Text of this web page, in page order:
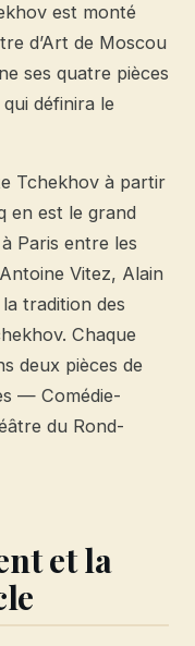
est monté
d’Art de Moscou
ses quatre pièces
définira le
Tchekhov à partir
en est le grand
Paris entre les
Vitez, Alain
tradition des
Chaque
deux pièces de
— Comédie-
du Rond-
et la